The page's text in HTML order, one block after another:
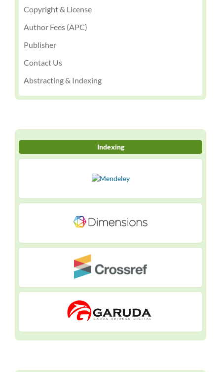
Copyright & License
Author Fees (APC)
Publisher
Contact Us
Abstracting & Indexing
Indexing